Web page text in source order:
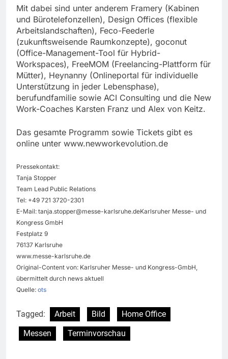
Mit dabei sind unter anderem Framery (Kabinen
und Bürotelefonzellen), Design Offices (flexible
Arbeitslandschaften), Feco-Feederle
(zukunftsweisende Raumkonzepte), goconut
(Office-Management-Tool für Hybrid-
Workspaces), FreeMOM (Freelancing-Plattform für
Mütter), Heynanny (Onlineportal für individuelle
Unterstützung in jeder Lebensphase),
berufundfamilie sowie ACI Consulting und die New
Work-Coaches Karsten Franz und Alex von Keitz.
Das gesamte Programm sowie Tickets gibt es
online unter www.newworkevolution.de
Pressekontakt:
Tanja Stopper
Team Lead Public Relations
Tel: +49 721 3720-2301
E-Mail: tanja.stopper@messe-karlsruhe.deKarlsruher Messe- und
Kongress GmbH
Festplatz 9
76137 Karlsruhe
www.messe-karlsruhe.de
Original-Content von: Karlsruher Messe- und Kongress-GmbH,
übermittelt durch news aktuell
Quelle: ots
Tagged: Arbeit Bild
Home Office
Messen
Terminvorschau